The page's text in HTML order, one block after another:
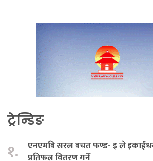
ट्रेन्डिङ
१.
एनएमबि सरल बचत फण्ड- इ ले
प्रतिफल वितरण गर्ने